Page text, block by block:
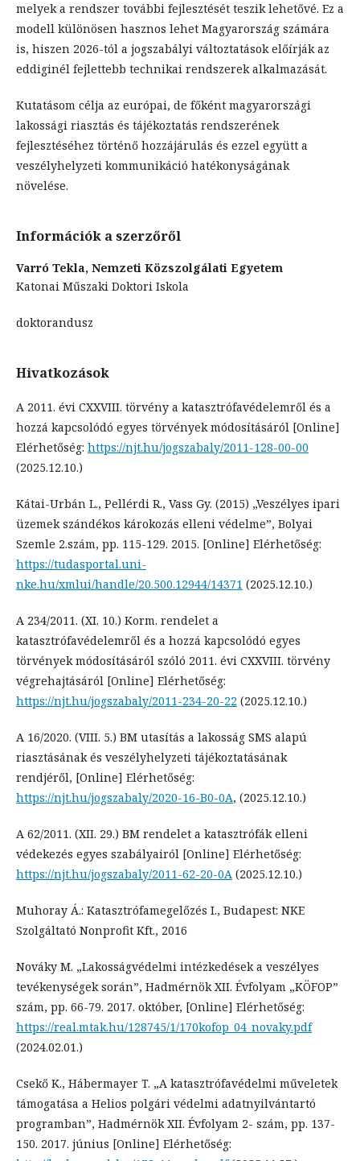
melyek a rendszer további fejlesztését teszik lehetővé. Ez a
modell különösen hasznos lehet Magyarország számára
is, hiszen 2026-tól a jogszabályi változtatások előírják az
eddiginél fejlettebb technikai rendszerek alkalmazását.
Kutatásom célja az európai, de főként magyarországi
lakossági riasztás és tájékoztatás rendszerének
fejlesztéséhez történő hozzájárulás és ezzel együtt a
veszélyhelyzeti kommunikáció hatékonyságának
növelése.
Információk a szerzőről
Varró Tekla, Nemzeti Közszolgálati Egyetem
Katonai Műszaki Doktori Iskola
doktorandusz
Hivatkozások
A 2011. évi CXXVIII. törvény a katasztrófavédelemről és a
hozzá kapcsolódó egyes törvények módosításáról [Online]
Elérhetőség: https://njt.hu/jogszabaly/2011-128-00-00
(2025.12.10.)
Kátai-Urbán L., Pellérdi R., Vass Gy. (2015) „Veszélyes ipari
üzemek szándékos károkozás elleni védelme”, Bolyai
Szemle 2.szám, pp. 115-129. 2015. [Online] Elérhetőség:
https://tudasportal.uni-
nke.hu/xmlui/handle/20.500.12944/14371 (2025.12.10.)
A 234/2011. (XI. 10.) Korm. rendelet a
katasztrófavédelemről és a hozzá kapcsolódó egyes
törvények módosításáról szóló 2011. évi CXXVIII. törvény
végrehajtásáról [Online] Elérhetőség:
https://njt.hu/jogszabaly/2011-234-20-22 (2025.12.10.)
A 16/2020. (VIII. 5.) BM utasítás a lakosság SMS alapú
riasztásának és veszélyhelyzeti tájékoztatásának
rendjéről, [Online] Elérhetőség:
https://njt.hu/jogszabaly/2020-16-B0-0A, (2025.12.10.)
A 62/2011. (XII. 29.) BM rendelet a katasztrófák elleni
védekezés egyes szabályairól [Online] Elérhetőség:
https://njt.hu/jogszabaly/2011-62-20-0A (2025.12.10.)
Muhoray Á.: Katasztrófamegelőzés I., Budapest: NKE
Szolgáltató Nonprofit Kft., 2016
Nováky M. „Lakosságvédelmi intézkedések a veszélyes
tevékenységek során”, Hadmérnök XII. Évfolyam „KÖFOP”
szám, pp. 66-79. 2017. október, [Online] Elérhetőség:
https://real.mtak.hu/128745/1/170kofop_04_novaky.pdf
(2024.02.01.)
Csekő K., Hábermayer T. „A katasztrófavédelmi műveletek
támogatása a Helios polgári védelmi adatnyilvántartó
programban”, Hadmérnök XII. Évfolyam 2- szám, pp. 137-
150. 2017. június [Online] Elérhetőség: